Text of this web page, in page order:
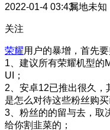
2022-01-4 03:43属地未知
关注
荣耀用户的暴增，首先
1、建议所有荣耀机型的
UI；
2、安卓12已推出很久
是怎么对待这些粉丝购买
3、粉丝的的留与去，取
给你割韭菜的；